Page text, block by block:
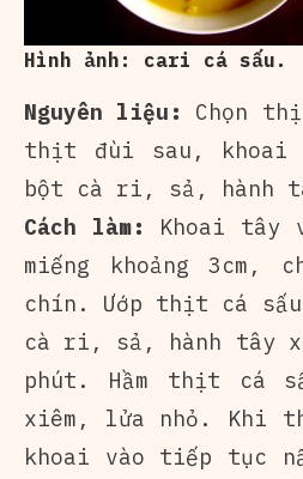
Hình ảnh: cari cá sấu.
Nguyên liệu:
Chọn
thịt đùi sau, khoai
bột cà ri, sả, hành
Cách làm:
Khoai tây
miếng khoảng 3cm,
chín. Ướp thịt cá
cà ri, sả, hành tây
phút. Hầm thịt cá
xiêm, lửa nhỏ. Khi
khoai vào tiếp tục